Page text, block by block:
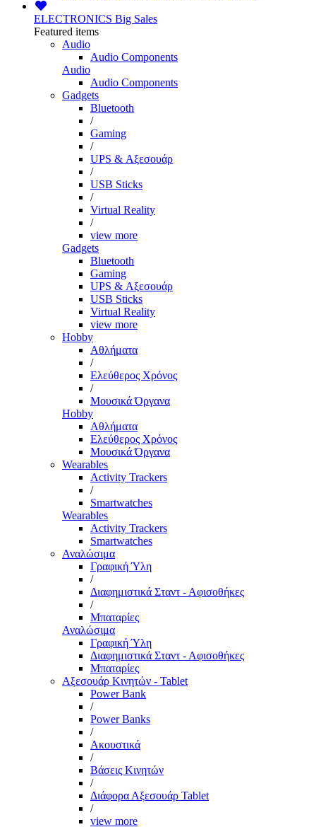
ELECTRONICS Big Sales
Featured items
Audio
Audio Components
Audio
Audio Components
Gadgets
Bluetooth
/
Gaming
/
UPS & Αξεσουάρ
/
USB Sticks
/
Virtual Reality
/
view more
Gadgets
Bluetooth
Gaming
UPS & Αξεσουάρ
USB Sticks
Virtual Reality
view more
Hobby
Αθλήματα
/
Ελεύθερος Χρόνος
/
Μουσικά Όργανα
Hobby
Αθλήματα
Ελεύθερος Χρόνος
Μουσικά Όργανα
Wearables
Activity Trackers
/
Smartwatches
Wearables
Activity Trackers
Smartwatches
Αναλώσιμα
Γραφική Ύλη
/
Διαφημιστικά Σταντ - Αφισοθήκες
/
Μπαταρίες
Αναλώσιμα
Γραφική Ύλη
Διαφημιστικά Σταντ - Αφισοθήκες
Μπαταρίες
Αξεσουάρ Κινητών - Tablet
Power Bank
/
Power Banks
/
Ακουστικά
/
Βάσεις Κινητών
/
Διάφορα Αξεσουάρ Tablet
/
view more